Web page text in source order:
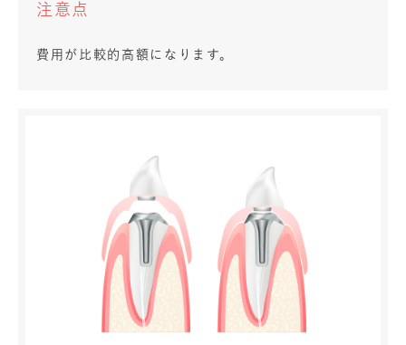
注意点
費用が比較的高額になります。